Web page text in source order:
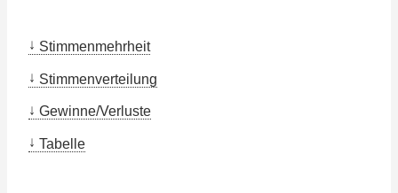
Stimmenmehrheit
Stimmenverteilung
Gewinne/Verluste
Tabelle